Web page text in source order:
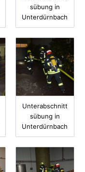
sübung in
Unterdürnbach
Unterabschnitt
sübung in
Unterdürnbach